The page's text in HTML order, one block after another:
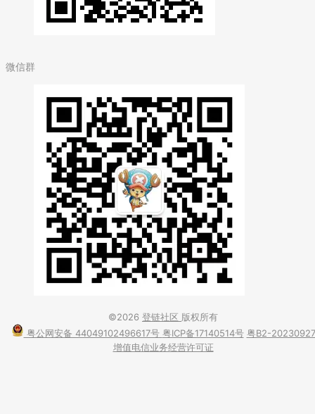
微信群
©2026 登链社区 版权所有
粤公网安备 44049102496617号 粤ICP备17140514号 粤B2-20230927
增值电信业务经营许可证